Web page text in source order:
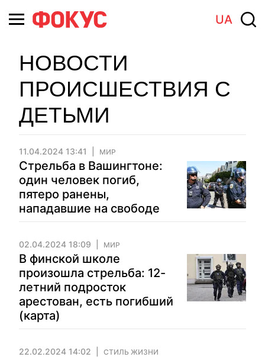
UA
НОВОСТИ
ПРОИСШЕСТВИЯ С
ДЕТЬМИ
11.04.2024 13:41 МИР
Стрельба в Вашингтоне:
один человек погиб,
пятеро ранены,
нападавшие на свободе
02.04.2024 18:09 МИР
В финской школе
произошла стрельба: 12-
летний подросток
арестован, есть погибший
(карта)
22.02.2024 14:02 СТИЛЬ ЖИЗНИ